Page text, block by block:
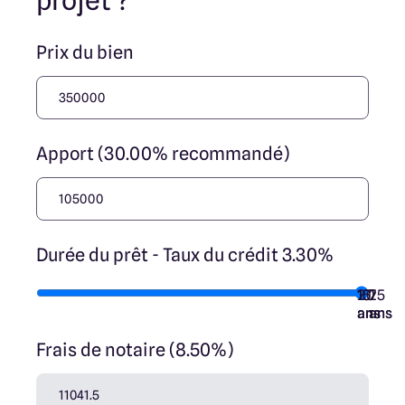
ses collaborateurs ne sont propriétaires des terrains, ne
transaction et ne participent à la vente. Prix indiqués par
nos partenaires fonciers.
Prix du bien
Apport (30.00% recommandé)
Durée du prêt - Taux du crédit 3.30%
7
ans
10
ans
15
ans
20
ans
25
ans
Frais de notaire (8.50%)